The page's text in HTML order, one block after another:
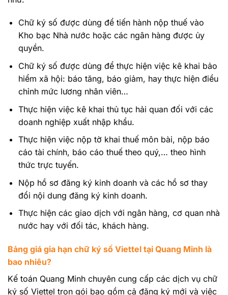
Chữ ký số được dùng để tiến hành nộp thuế vào
Kho bạc Nhà nước hoặc các ngân hàng được ủy
quyền.
Chữ ký số được dùng để thực hiện việc kê khai bảo
hiểm xã hội: báo tăng, báo giảm, hay thực hiện điều
chỉnh mức lương nhân viên…
Thực hiện việc kê khai thủ tục hải quan đối với các
doanh nghiệp xuất nhập khẩu.
Thực hiện việc nộp tờ khai thuế môn bài, nộp báo
cáo tài chính, báo cáo thuế theo quý,… theo hình
thức trực tuyến.
Nộp hồ sơ đăng ký kinh doanh và các hồ sơ thay
đổi nội dung đăng ký kinh doanh.
Thực hiện các giao dịch với ngân hàng, cơ quan nhà
nước hay với đối tác, khách hàng.
Bảng giá gia hạn chữ ký số Viettel tại Quang Minh là
bao nhiêu?
Kế toán Quang Minh chuyên cung cấp các dịch vụ chữ
ký số Viettel trọn gói bao gồm cả đăng ký mới và việc